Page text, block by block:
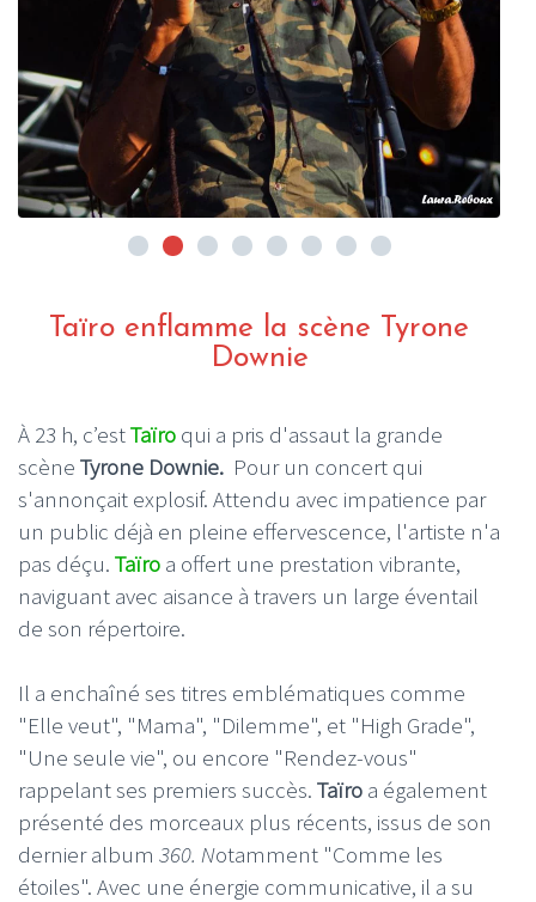
Taïro enflamme la scène Tyrone
Downie
À 23 h, c’estTaïro qui a pris d'assaut la grande
scène Tyrone Downie. Pour un concert qui
s'annonçait explosif. Attendu avec impatience par
un public déjà en pleine effervescence, l'artiste n'a
pas déçu. Taïro a offert une prestation vibrante,
naviguant avec aisance à travers un large éventail
de son répertoire.
Il a enchaîné ses titres emblématiques comme
"Elle veut", "Mama", "Dilemme", et "High Grade",
"Une seule vie", ou encore "Rendez-vous"
rappelant ses premiers succès. Taïro a également
présenté des morceaux plus récents, issus de son
dernier album 360. Notamment "Comme les
étoiles". Avec une énergie communicative, il a su